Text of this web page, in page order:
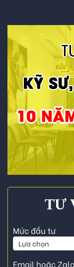
TƯ
Mức đầu tư
Email hoặc Zalo